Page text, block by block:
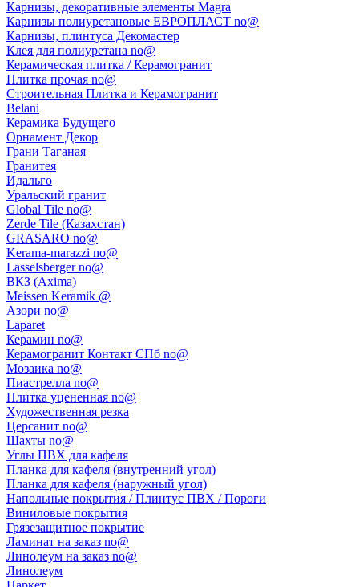
Карнизы, декоративные элементы Magra
Карнизы полиуретановые ЕВРОПЛАСТ no@
Карнизы, плинтуса Декомастер
Клея для полиуретана no@
Керамическая плитка / Керамогранит
Плитка прочая no@
Строительная Плитка и Керамогранит
Belani
Керамика Будущего
Орнамент Декор
Грани Таганая
Гранитея
Идальго
Уральский гранит
Global Tile no@
Zerde Tile (Казахстан)
GRASARO no@
Kerama-marazzi no@
Lasselsberger no@
ВКЗ (Axima)
Meissen Keramik @
Азори no@
Laparet
Керамин no@
Керамогранит Контакт СПб no@
Мозаика no@
Пиастрелла no@
Плитка уцененная no@
Художественная резка
Церсанит no@
Шахты no@
Углы ПВХ для кафеля
Планка для кафеля (внутренний угол)
Планка для кафеля (наружный угол)
Напольные покрытия / Плинтус ПВХ / Пороги
Виниловые покрытия
Грязезащитное покрытие
Ламинат на заказ no@
Линолеум на заказ no@
Линолеум